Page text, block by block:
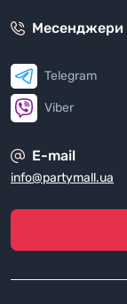
Месенджери
Telegram
Viber
E-mail
info@partymall.ua